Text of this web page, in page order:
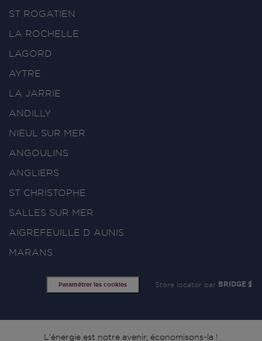
ST ROGATIEN
LA ROCHELLE
LAGORD
AYTRE
LA JARRIE
ANDILLY
NIEUL SUR MER
ANGOULINS
ANGLIERS
ST CHRISTOPHE
SALLES SUR MER
AIGREFEUILLE D AUNIS
MARANS
Paramétrer les cookies Store locator par BRIDGE
L'énergie est notre avenir, économisons-la !